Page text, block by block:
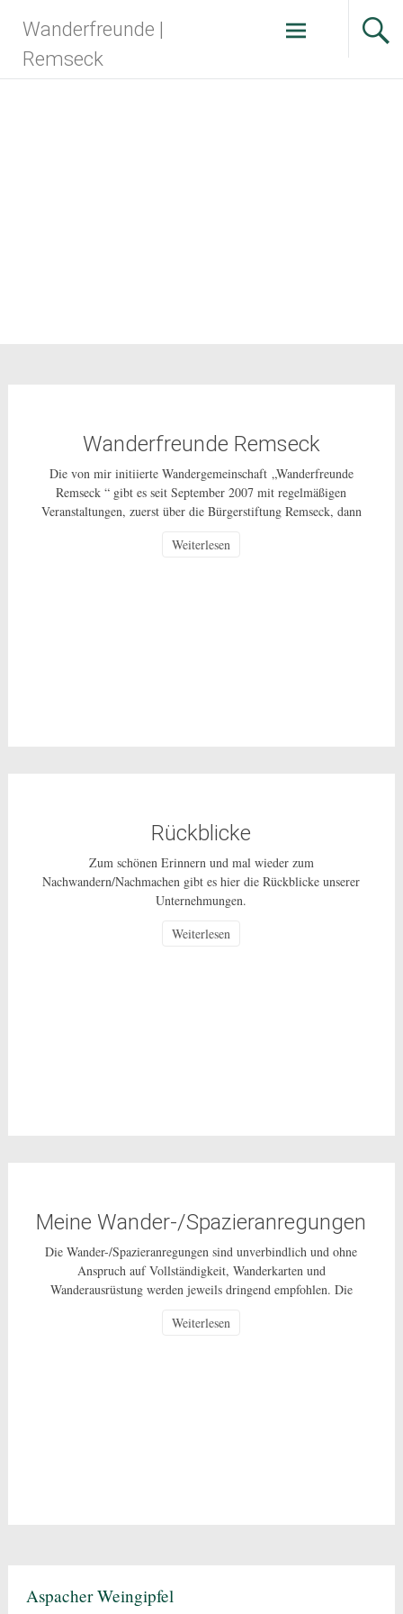
Inhalt
springen
Wanderfreunde |
Remseck
Wanderfreunde Remseck
Die von mir initiierte Wandergemeinschaft „Wanderfreunde
Remseck “ gibt es seit September 2007 mit regelmäßigen
Veranstaltungen, zuerst über die Bürgerstiftung Remseck, dann
Bürgerschaftliches Engagement für alle Bürgerinnen und Bürger
Weiterlesen
Rückblicke
Zum schönen Erinnern und mal wieder zum
Nachwandern/Nachmachen gibt es hier die Rückblicke unserer
Unternehmungen.
Weiterlesen
Meine Wander-/Spazieranregungen
Die Wander-/Spazieranregungen sind unverbindlich und ohne
Anspruch auf Vollständigkeit, Wanderkarten und
Wanderausrüstung werden jeweils dringend empfohlen. Die
Risiko und sind nur für den privaten Gebrauch gestattet. Bei den
Weiterlesen
Aspacher Weingipfel